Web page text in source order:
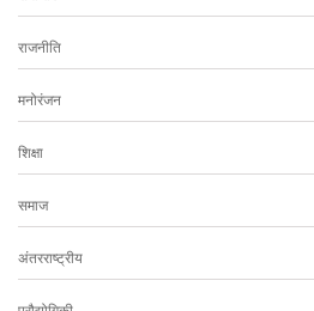
राजनीति
मनोरंजन
शिक्षा
समाज
अंतरराष्ट्रीय